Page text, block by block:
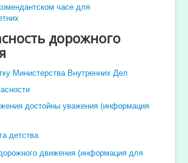
часе для
дорожного
Министерства Внутренних Дел
достойны уважения (информация
детства
движения (информация для